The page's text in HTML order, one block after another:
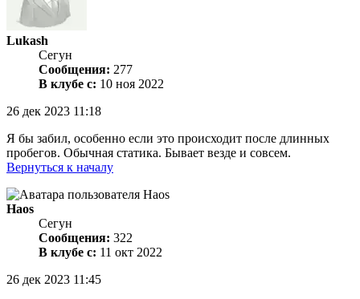
Lukash
Сегун
Сообщения: 277
В клубе с: 10 ноя 2022
26 дек 2023 11:18
Я бы забил, особенно если это происходит после длинных
пробегов. Обычная статика. Бывает везде и совсем.
Вернуться к началу
Haos
Сегун
Сообщения: 322
В клубе с: 11 окт 2022
26 дек 2023 11:45